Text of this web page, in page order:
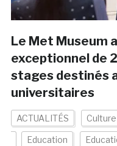
Le Met Museum
exceptionnel de
stages destinés
universitaires
ACTUALITÉS Culture
Education